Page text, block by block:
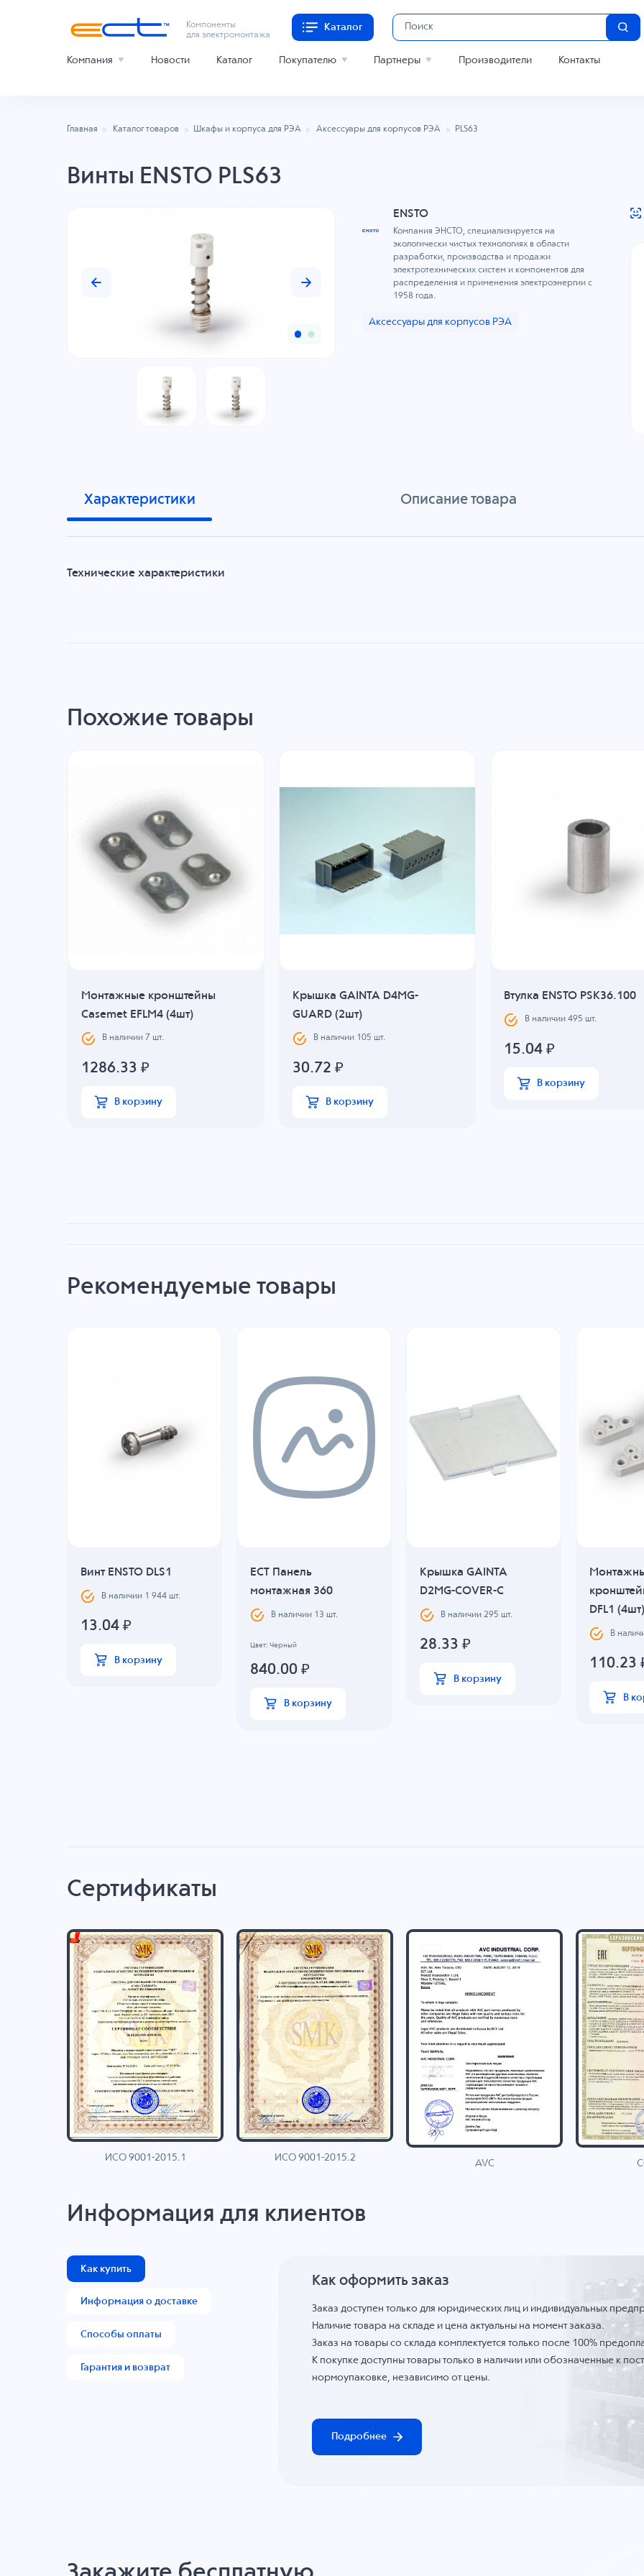
Компоненты
для электромонтажа
Каталог
Компания Новости Каталог Покупателю Партнеры Производители Контакты
Главная Каталог товаров Шкафы и корпуса для РЭА Аксессуары для корпусов РЭА PLS63
Винты ENSTO PLS63
ENSTO
Компания ЭНСТО, специализируется на
экологически чистых технологиях в области
разработки, производства и продажи
электротехнических систем и компонентов для
распределения и применения электроэнергии с
1958 года.
Аксессуары для корпусов РЭА
Характеристики Описание товара
Технические характеристики
Похожие товары
Монтажные кронштейны
Casemet EFLM4 (4шт)
В наличии 7 шт.
1286.33 ₽
В корзину
Крышка GAINTA D4MG-
GUARD (2шт)
В наличии 105 шт.
30.72 ₽
В корзину
Втулка ENSTO PSK36.100
В наличии 495 шт.
15.04₽
В корзину
Рекомендуемые товары
Винт ENSTO DLS1
В наличии 1 944 шт.
13.04₽
В корзину
ECT Панель
монтажная 360
В наличии 13 шт.
Цвет: Черный
840.00 ₽
В корзину
Крышка GAINTA
D2MG-COVER-C
В наличии295 шт.
28.33 ₽
В корзину
DFL1 (4шт)
В
110.23
В
Сертификаты
ИСО 9001-2015.1 ИСО 9001-2015.2
AVC
Информация для клиентов
Как купить
Информация о доставке
Способы оплаты
Гарантия и возврат
Как оформить заказ
Заказ доступен только для юридических лиц и индивидуальных
Наличие товара на складе и цена актуальны на момент заказа.
Заказ на товары со склада комплектуется только после 100%
К покупке доступны товары только в наличии или обозначенные к
нормоупаковке, независимо от цены.
Подробнее